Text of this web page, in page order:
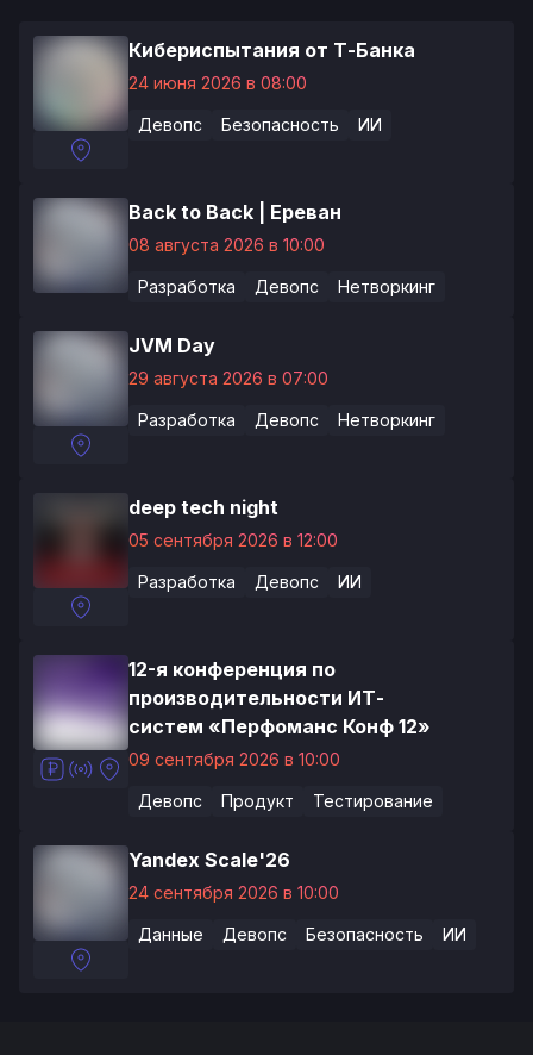
Кибериспытания от Т-Банка
24 июня 2026 в 08:00
Девопс Безопасность ИИ
Back to Back | Ереван
08 августа 2026 в 10:00
Разработка Девопс Нетворкинг
JVM Day
29 августа 2026 в 07:00
Разработка Девопс Нетворкинг
deep tech night
05 сентября 2026 в 12:00
Разработка Девопс ИИ
12-я конференция по
производительности ИТ-
систем «Перфоманс Конф 12»
09 сентября 2026 в 10:00
Девопс Продукт Тестирование
Yandex Scale'26
24 сентября 2026 в 10:00
Данные Девопс Безопасность ИИ